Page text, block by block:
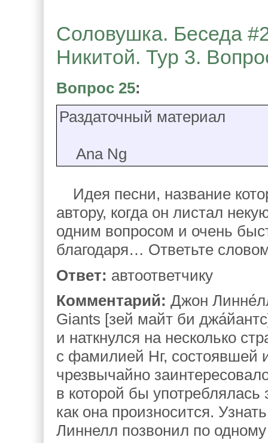
Соловушка. Беседа
Никитой. Тур 3.
Вопрос 25:
Раздаточный материал
Ana Ng
Идея песни, название
автору, когда он листал
одним вопросом и очень
благодаря… Ответьте
Ответ: автоответчику
Комментарий: Джон
Giants [зей майт би
и наткнулся на несколько
с фамилией Нг, состоявшей
чрезвычайно
в которой бы
как она произносится.
Линнелл позвонил по